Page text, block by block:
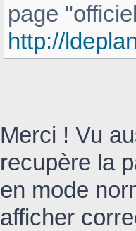
page
http://
Merci ! Vu
recupère la
en mode
afficher